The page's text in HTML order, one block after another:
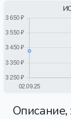
Описание,